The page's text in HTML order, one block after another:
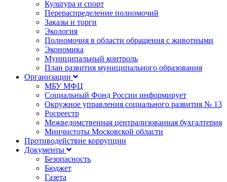
Культура и спорт
Перераспределение полномочий
Заказы и торги
Экология
Полномочия в области обращения с животными
Экономика
Муниципальный контроль
План развития муниципального образования
Организации
МБУ МФЦ
Социальный Фонд России информирует
Окружное управления социального развития № 13
Росреестр
Межведомственная централизованная бухгалтерия
Минчистоты Московской области
Противодействие коррупции
Документы
Безопасность
Бюджет
Газета